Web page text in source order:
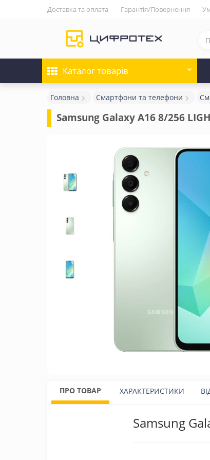
Доставка та оплата Гарантія/Повернення
Каталогтоварів
Головна Смартфони та телефони
Samsung Galaxy A16 8/256
ПРО ТОВАР ХАРАКТЕРИСТИКИ
Samsung